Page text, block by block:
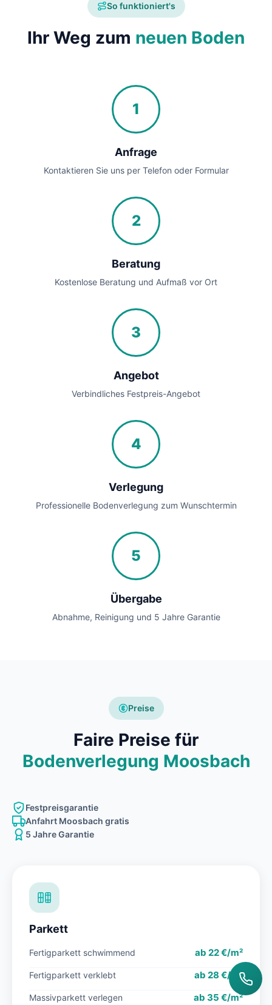
So funktioniert's
Ihr Weg zum neuen Boden
1
Anfrage
Kontaktieren Sie uns per Telefon oder Formular
2
Beratung
Kostenlose Beratung und Aufmaß vor Ort
3
Angebot
Verbindliches Festpreis-Angebot
4
Verlegung
Professionelle Bodenverlegung zum Wunschtermin
5
Übergabe
Abnahme, Reinigung und 5 Jahre Garantie
Preise
Faire Preise für
Bodenverlegung Moosbach
Festpreisgarantie
Anfahrt Moosbach gratis
5 Jahre Garantie
Parkett
Fertigparkett schwimmend ab 22 €/m²
Fertigparkett verklebt ab 28 €/m²
Massivparkett verlegen ab 35 €/m²